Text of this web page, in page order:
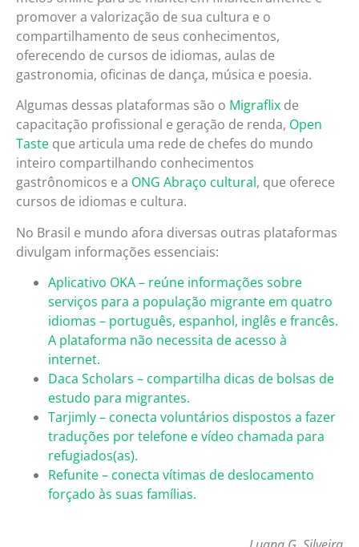
promover a valorização de sua cultura e o
compartilhamento de seus conhecimentos,
oferecendo de cursos de idiomas, aulas de
gastronomia, oficinas de dança, música e poesia.
Algumas dessas plataformas são o Migraflix de
capacitação profissional e geração de renda, Open
Taste que articula uma rede de chefes do mundo
inteiro compartilhando conhecimentos
gastrônomicos e a ONG Abraço cultural, que oferece
cursos de idiomas e cultura.
No Brasil e mundo afora diversas outras plataformas
divulgam informações essenciais:
Aplicativo OKA – reúne informações sobre
serviços para a população migrante em quatro
idiomas – português, espanhol, inglês e francês.
A plataforma não necessita de acesso à
internet.
Daca Scholars – compartilha dicas de bolsas de
estudo para migrantes.
Tarjimly – conecta voluntários dispostos a fazer
traduções por telefone e vídeo chamada para
refugiados(as).
Refunite – conecta vítimas de deslocamento
forçado às suas famílias.